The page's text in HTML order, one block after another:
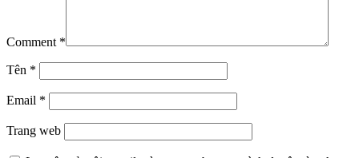
Comment *
Tên *
Email *
Trang web